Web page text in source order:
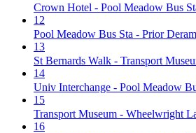
Crown Hotel - Pool Meadow Bus
12
Pool Meadow Bus Sta - Prior
13
St Bernards Walk - Transport
14
Univ Interchange - Pool Meadow
15
Transport Museum - Wheelwright
16